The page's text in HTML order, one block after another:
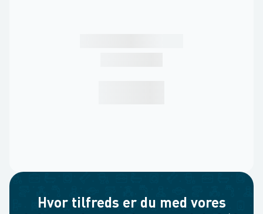
Hvor tilfreds er du med vores